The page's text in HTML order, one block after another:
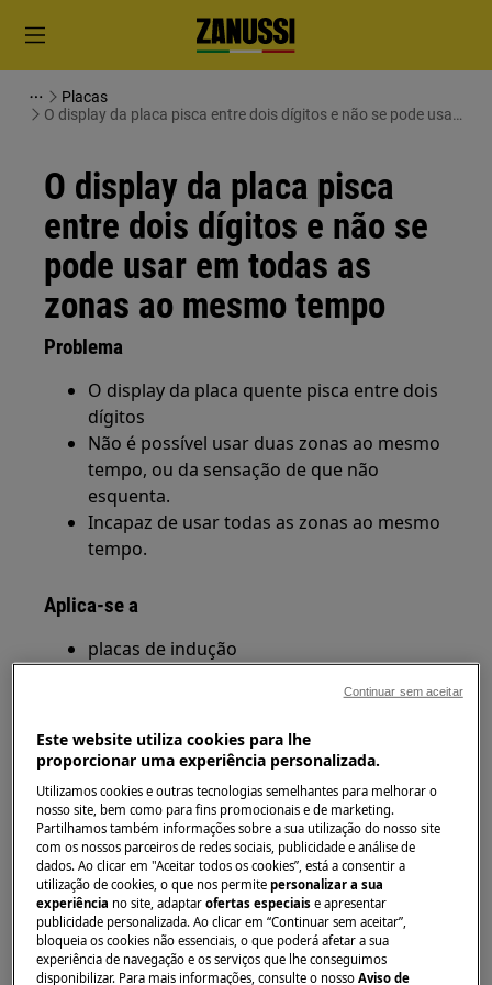
Placas
O display da placa pisca entre dois dígitos e não se pode usar
O display da placa pisca
entre dois dígitos e não se
pode usar em todas as
zonas ao mesmo tempo
Problema
O display da placa quente pisca entre dois
dígitos
Não é possível usar duas zonas ao mesmo
tempo, ou da sensação de que não
esquenta.
Incapaz de usar todas as zonas ao mesmo
tempo.
Aplica-se a
placas de indução
Função de gestão da energia da placa de
indução
Quando a placa alterna entre dois números, um
número é a potência selecionada (a mais alta) e
o outro é a potência à qual a placa está limitada.
Essa funcionalidade é incorporada à eletrónica
para proteger os circuitos domésticos contra
sobrecarga. A placa monitora a carga tanto
Este website utiliza cookies para lhe
proporcionar uma experiência personalizada.
Utilizamos cookies e outras tecnologias semelhantes para melhorar o
nosso site, bem como para fins promocionais e de marketing.
Partilhamos também informações sobre a sua utilização do nosso site
com os nossos parceiros de redes sociais, publicidade e análise de
dados. Ao clicar em "Aceitar todos os cookies”, está a consentir a
utilização de cookies, o que nos permitepersonalizar a sua
experiência no site, adaptarofertas especiaise apresentar
publicidade personalizada. Ao clicar em “Continuar sem aceitar”,
bloqueia os cookies não essenciais, o que poderá afetar a sua
experiência de navegação e os serviços que lhe conseguimos
disponibilizar. Para mais informações, consulte o nossoAviso de
Continuar sem aceitar